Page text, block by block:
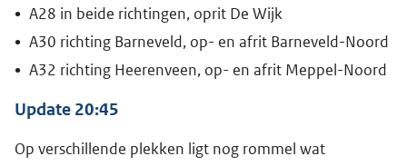
A28 in beide richtingen, oprit De Wijk
A30 richting Barneveld, op- en afrit Barneveld-Noord
A32 richting Heerenveen, op- en afrit Meppel-Noord
Update 20:45
Op verschillende plekken ligt nog rommel wat